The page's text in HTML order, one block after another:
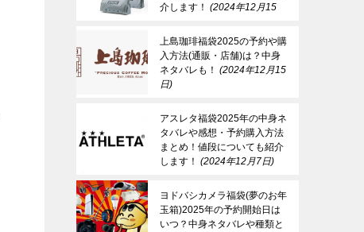
介します！
2024年12月15
上島珈琲福袋2025の予約や購
入方法(通販・店舗)は？中身
ネタバレも！
2024年12月15
日
アスレタ福袋2025年の中身ネ
タバレや感想・予約購入方法
まとめ！値段についても紹介
します！
2024年12月7日
ヨドバシカメラ福袋(夢のお年
玉箱)2025年の予約開始日は
いつ？中身ネタバレや種類と